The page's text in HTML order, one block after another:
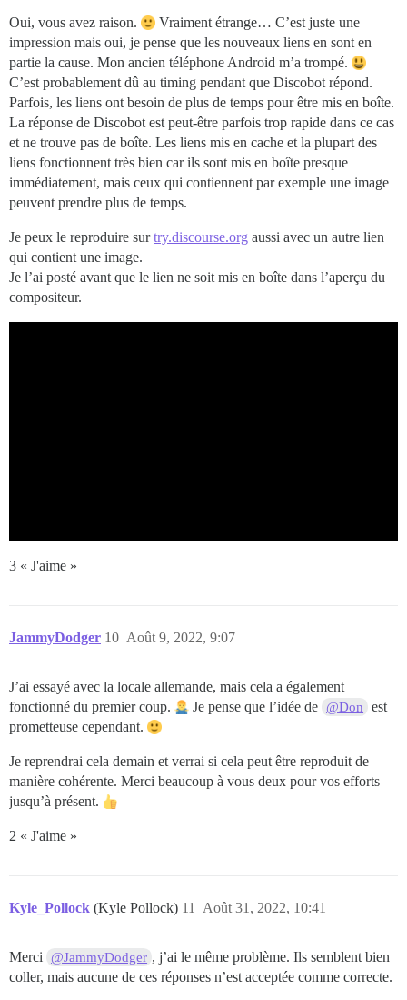
Oui, vous avez raison.
Vraiment étrange… C’est juste une
impression mais oui, je pense que les nouveaux liens en sont en
partie la cause. Mon ancien téléphone Android m’a trompé.
C’est probablement dû au timing pendant que Discobot répond.
Parfois, les liens ont besoin de plus de temps pour être mis en boîte.
La réponse de Discobot est peut-être parfois trop rapide dans ce cas
et ne trouve pas de boîte. Les liens mis en cache et la plupart des
liens fonctionnent très bien car ils sont mis en boîte presque
immédiatement, mais ceux qui contiennent par exemple une image
peuvent prendre plus de temps.
Je peux le reproduire surtry.discourse.org aussi avec un autre lien
qui contient une image.
Je l’ai posté avant que le lien ne soit mis en boîte dans l’aperçu du
compositeur.
3 « J'aime »
JammyDodger Août 9, 2022, 9:07
10
J’ai essayé avec la locale allemande, mais cela a également
fonctionné du premier coup.
Je pense que l’idée de @Don
est
prometteuse cependant.
Je reprendrai cela demain et verrai si cela peut être reproduit de
manière cohérente. Merci beaucoup à vous deux pour vos efforts
jusqu’à présent.
2 « J'aime »
Kyle_Pollock (Kyle Pollock) Août 31, 2022, 10:41
11
Merci @JammyDodger , j’ai le même problème. Ils semblent bien
coller, mais aucune de ces réponses n’est acceptée comme correcte.